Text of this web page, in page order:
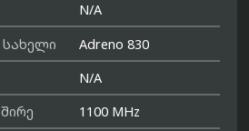
N/A
Adreno 830
N/A
1100 MHz